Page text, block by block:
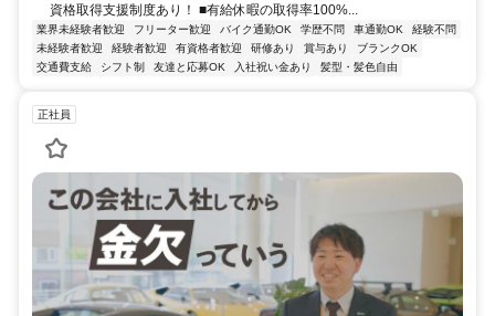
資格取得支援制度あり！ ■有給休暇の取得率100%...
業界未経験者歓迎 フリーター歓迎 バイク通勤OK 学歴不問 車通勤OK
経験不問
未経験者歓迎
経験者歓迎 有資格者歓迎 研修あり 賞与あり
ブランクOK
交通費支給
シフト制 友達と応募OK 入社祝い金あり 髪型・髪色自由
正社員